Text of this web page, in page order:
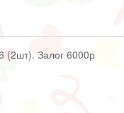
(2шт). Залог 6000р